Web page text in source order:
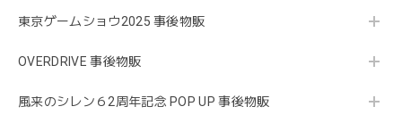
東京ゲームショウ2025 事後物販
OVERDRIVE 事後物販
風来のシレン６2周年記念 POP UP 事後物販